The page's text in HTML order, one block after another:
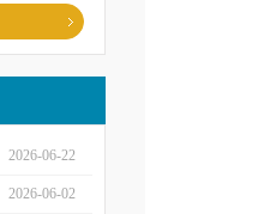
2026-06-22
2026-06-02